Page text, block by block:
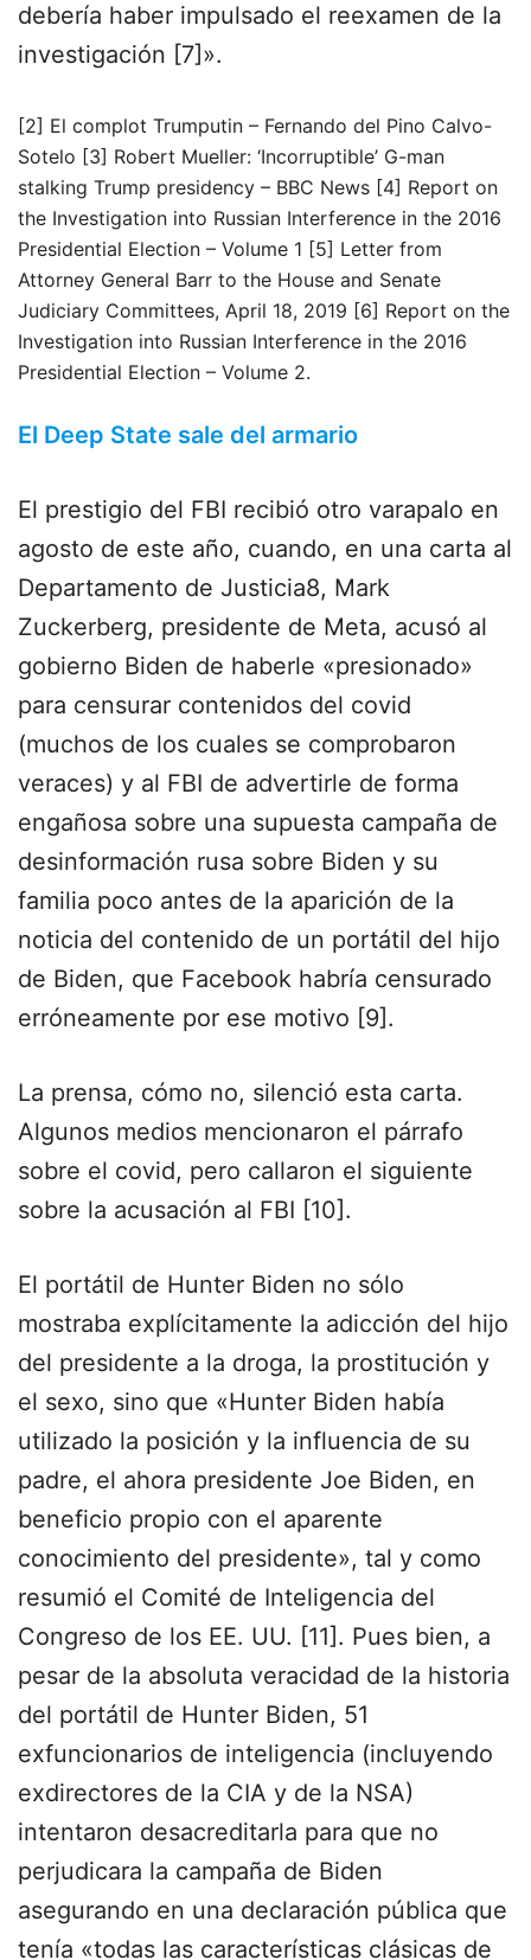
debería haber impulsado el reexamen de la
investigación [7]».
[2] El complot Trumputin – Fernando del Pino Calvo-
Sotelo [3] Robert Mueller: ‘Incorruptible’ G-man
stalking Trump presidency – BBC News [4] Report on
the Investigation into Russian Interference in the 2016
Presidential Election – Volume 1 [5] Letter from
Attorney General Barr to the House and Senate
Judiciary Committees, April 18, 2019 [6] Report on the
Investigation into Russian Interference in the 2016
Presidential Election – Volume 2.
El Deep State sale del armario
El prestigio del FBI recibió otro varapalo en
agosto de este año, cuando, en una carta al
Departamento de Justicia8, Mark
Zuckerberg, presidente de Meta, acusó al
gobierno Biden de haberle «presionado»
para censurar contenidos del covid
(muchos de los cuales se comprobaron
veraces) y al FBI de advertirle de forma
engañosa sobre una supuesta campaña de
desinformación rusa sobre Biden y su
familia poco antes de la aparición de la
noticia del contenido de un portátil del hijo
de Biden, que Facebook habría censurado
erróneamente por ese motivo [9].
La prensa, cómo no, silenció esta carta.
Algunos medios mencionaron el párrafo
sobre el covid, pero callaron el siguiente
sobre la acusación al FBI [10].
El portátil de Hunter Biden no sólo
mostraba explícitamente la adicción del hijo
del presidente a la droga, la prostitución y
el sexo, sino que «Hunter Biden había
utilizado la posición y la influencia de su
padre, el ahora presidente Joe Biden, en
beneficio propio con el aparente
conocimiento del presidente», tal y como
resumió el Comité de Inteligencia del
Congreso de los EE. UU. [11]. Pues bien, a
pesar de la absoluta veracidad de la historia
del portátil de Hunter Biden, 51
exfuncionarios de inteligencia (incluyendo
exdirectores de la CIA y de la NSA)
intentaron desacreditarla para que no
perjudicara la campaña de Biden
asegurando en una declaración pública que
tenía «todas las características clásicas de